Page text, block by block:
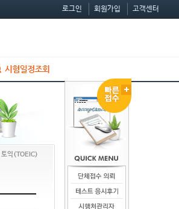
로그인 회원가입 고객센터
토익(TOEIC)